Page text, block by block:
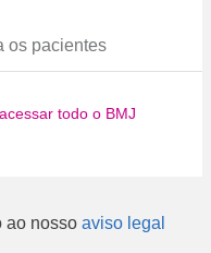
os pacientes
todo o BMJ
ao nosso aviso legal